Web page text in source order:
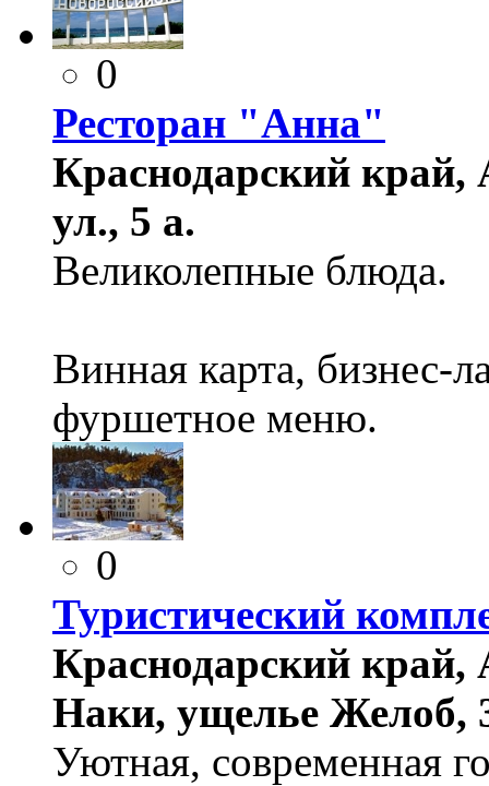
0
Ресторан "Анна"
Краснодарский край,
ул., 5 а.
Великолепные блюда.
Винная карта, бизнес-
фуршетное меню.
0
Туристический
Краснодарский край,
Наки, ущелье Желоб,
Уютная, современная